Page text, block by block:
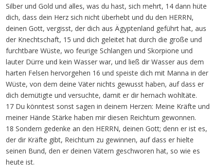
Silber und Gold und alles, was du hast, sich mehrt, 14 dann hüte
dich, dass dein Herz sich nicht überhebt und du den HERRN,
deinen Gott, vergisst, der dich aus Ägyptenland geführt hat, aus
der Knechtschaft, 15 und dich geleitet hat durch die große und
furchtbare Wüste, wo feurige Schlangen und Skorpione und
lauter Dürre und kein Wasser war, und ließ dir Wasser aus dem
harten Felsen hervorgehen 16 und speiste dich mit Manna in der
Wüste, von dem deine Väter nichts gewusst haben, auf dass er
dich demütigte und versuchte, damit er dir hernach wohltäte.
17 Du könntest sonst sagen in deinem Herzen: Meine Kräfte und
meiner Hände Stärke haben mir diesen Reichtum gewonnen.
18 Sondern gedenke an den HERRN, deinen Gott; denn er ist es,
der dir Kräfte gibt, Reichtum zu gewinnen, auf dass er hielte
seinen Bund, den er deinen Vätern geschworen hat, so wie es
heute ist.